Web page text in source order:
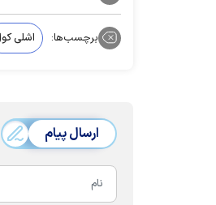
برچسب‌ها: اشلی
ارسال پیام